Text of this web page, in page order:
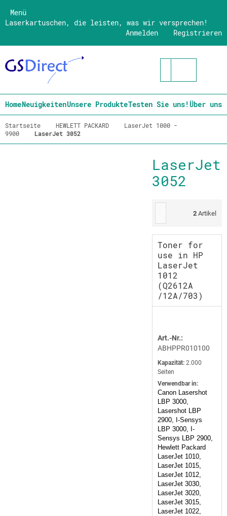
Menü
Laserkartuschen, die leisten, was wir versprechen!
Registrieren
Anmelden
HomeNeuigkeitenUnsere ProdukteTesten Sie uns!Über uns
Startseite HEWLETT PACKARD
LaserJet 1000 -
9900
LaserJet 3052
LaserJet
3052
2 Artikel
Toner for
use in HP
LaserJet
1012
(Q2612A
/12A/703)
Art.-Nr.:
ABHPPR010100
Kapazität: 2.000
Seiten
Verwendbar in:
Canon Lasershot
LBP 3000,
Lasershot LBP
2900, I-Sensys
LBP 3000, I-
Sensys LBP 2900,
Hewlett Packard
LaserJet 1010,
LaserJet 1015,
LaserJet 1012,
LaserJet 3030,
LaserJet 3020,
LaserJet 3015,
LaserJet 1022,